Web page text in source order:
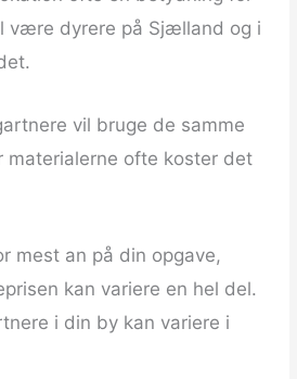
være dyrere på Sjælland og i
vil bruge de samme
materialerne ofte koster det
mest an på din opgave,
kan variere en hel del.
i din by kan variere i